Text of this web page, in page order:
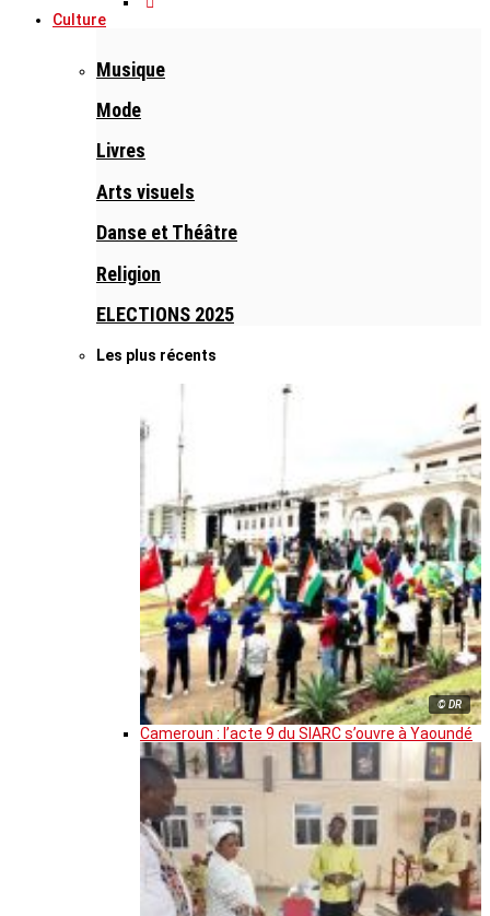
Culture
Musique
Mode
Livres
Arts visuels
Danse et Théâtre
Religion
ELECTIONS 2025
Les plus récents
© DR
Cameroun : l’acte 9 du SIARC s’ouvre à Yaoundé